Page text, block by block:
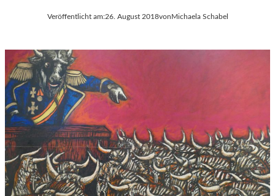
Veröffentlicht am:26. August 2018vonMichaela Schabel